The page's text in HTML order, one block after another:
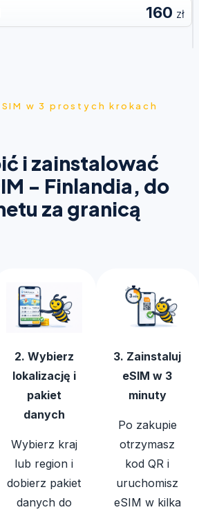
160 zł
w 3 prostych krokach
i zainstalować
- Finlandia, do
za granicą
2. Wybierz
lokalizację i
pakiet
danych
Wybierz kraj
lub region i
dobierz pakiet
danych do
3. Zainstaluj
eSIM w 3
minuty
Po zakupie
otrzymasz
kod QR i
uruchomisz
eSIM w kilka